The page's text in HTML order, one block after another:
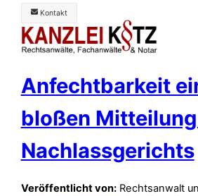
content
Kontakt
Anfechtbarkeit
bloßen
Nachlassgerichts
Veröffentlicht von:Rechtsanwalt